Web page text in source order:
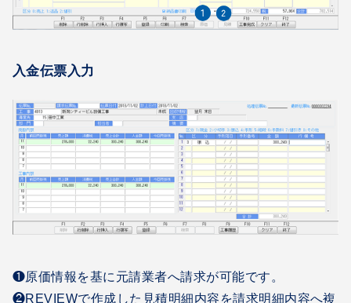
入金伝票入力
❶原価情報を基に元請業者へ請求が可能です。
❷REVIEWで作成した見積明細内容を請求明細内容へ複